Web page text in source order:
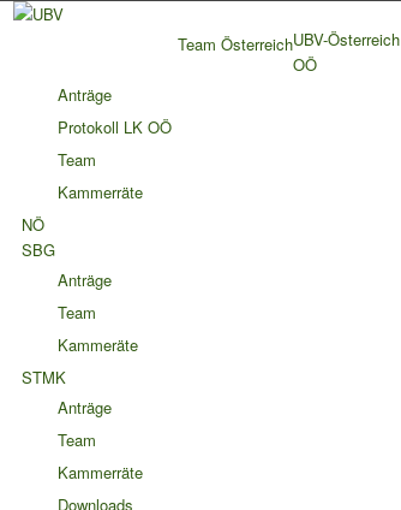
UBV-Österreich
Team Österreich
OÖ
Anträge
Protokoll LK OÖ
Team
Kammerräte
NÖ
SBG
Anträge
Team
Kammeräte
STMK
Anträge
Team
Kammerräte
Downloads